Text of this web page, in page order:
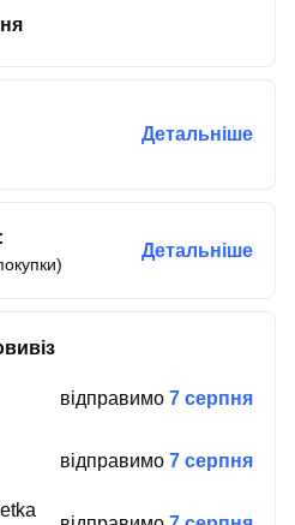
Детальніше
Детальніше
відправимо 7 серпня
відправимо 7 серпня